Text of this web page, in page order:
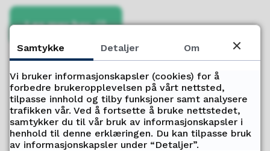
Les mer her
Fant du det du lette etter?
Ja Nei
Samtykke Detaljer Om
Vi bruker informasjonskapsler (cookies) for å
forbedre brukeropplevelsen på vårt nettsted,
tilpasse innhold og tilby funksjoner samt analysere
trafikken vår. Ved å fortsette å bruke nettstedet,
samtykker du til vår bruk av informasjonskapsler i
henhold til denne erklæringen. Du kan tilpasse bruk
av informasjonskapsler under “Detaljer”.